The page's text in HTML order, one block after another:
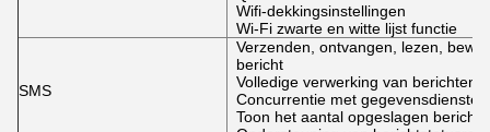
Wifi-dekkingsinstellingen
Wi-Fi zwarte en witte lijst functie
SMS
Verzenden, ontvangen, lezen,
bericht
Volledige verwerking van berichten
Concurrentie met gegevensdiensten
Toon het aantal opgeslagen